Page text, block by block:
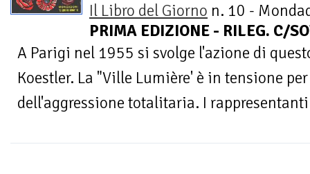
Il Libro del Giorno n. 10 -
PRIMA EDIZIONE - RILEG. C/
A Parigi nel 1955 si svolge l'azione di
Koestler. La "Ville Lumière' è in tensione
dell'aggressione totalitaria. I